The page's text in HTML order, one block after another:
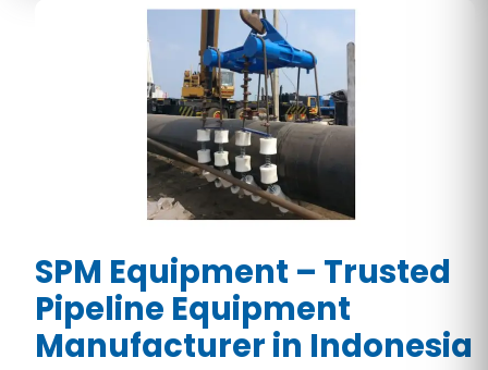
SPM Equipment – Trusted
Pipeline Equipment
Manufacturer in Indonesia